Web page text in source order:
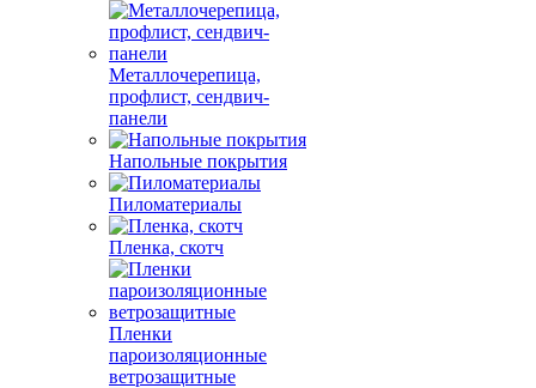
Металлочерепица,
профлист, сендвич-
панели
Напольные покрытия
Пиломатериалы
Пленка, скотч
Пленки
пароизоляционные
ветрозащитные